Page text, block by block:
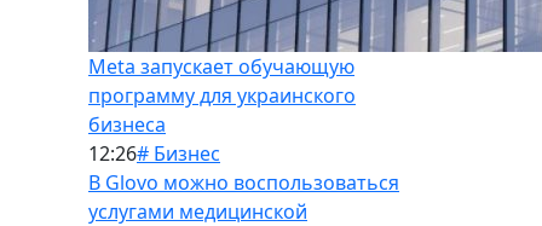
Meta запускает обучающую
программу для украинского
бизнеса
12:26# Бизнес
В Glovo можно воспользоваться
услугами медицинской